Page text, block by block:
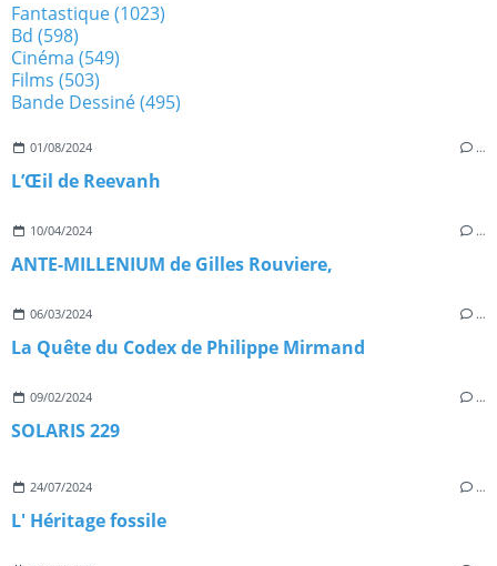
01/08/2024 …
L’Œil de Reevanh
10/04/2024 …
ANTE-MILLENIUM de Gilles Rouviere,
06/03/2024 …
La Quête du Codex de Philippe Mirmand
09/02/2024 …
SOLARIS 229
24/07/2024 …
L' Héritage fossile
Fantastique(1023)
Bd (598)
Cinéma (549)
Films (503)
Bande Dessiné(495)